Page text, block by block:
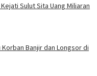
Sulut Sita Uang Miliaran
Korban Banjir dan Longsor di